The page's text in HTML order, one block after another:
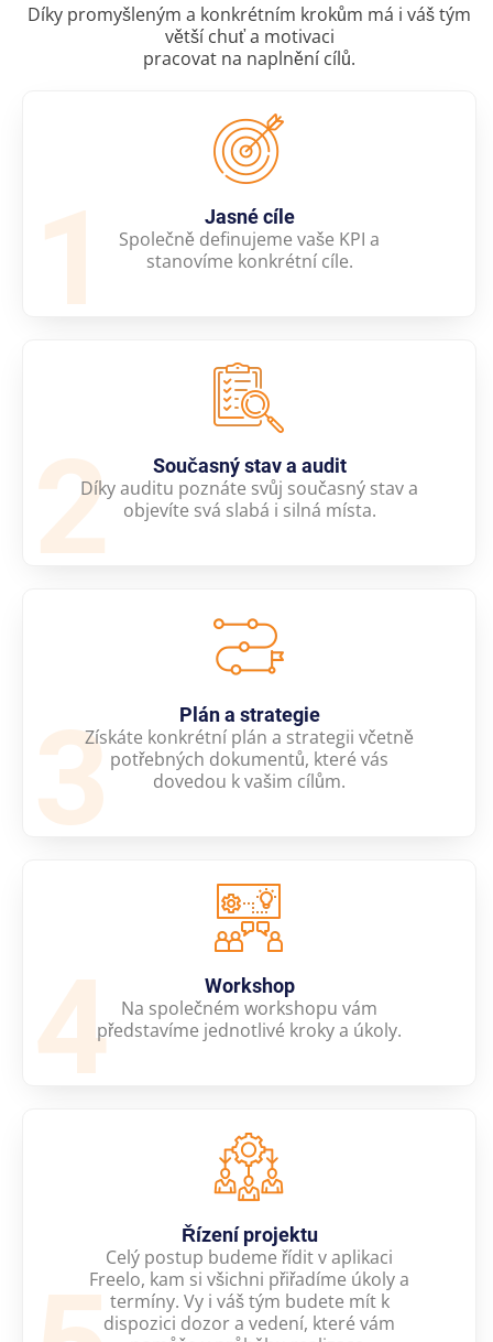
Díky promyšleným a konkrétním krokům má i váš tým
větší chuť a motivaci
pracovat na naplnění cílů.
Jasné cíle
Společně definujeme vaše KPI a
stanovíme konkrétní cíle.
1
Současný stav a audit
Díky auditu poznáte svůj současný stav a
objevíte svá slabá i silná místa.
2
Plán a strategie
Získáte konkrétní plán a strategii včetně
potřebných dokumentů, které vás
dovedou k vašim cílům.
3
Workshop
Na společném workshopu vám
představíme jednotlivé kroky a úkoly.
4
Řízení projektu
Celý postup budeme řídit v aplikaci
Freelo, kam si všichni přiřadíme úkoly a
termíny. Vy i váš tým budete mít k
dispozici dozor a vedení, které vám